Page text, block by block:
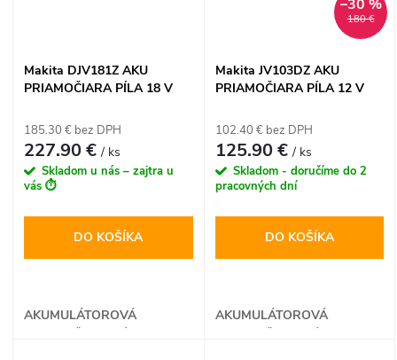
Makita DJV181Z AKU
PRIAMOČIARA PÍLA 18 V
185.30 € bez DPH
227.90 €/ ks
Skladom u nás – zajtra u
vás ⏱️
DO KOŠÍKA
AKUMULÁTOROVÁ
180 €
–30 %
Makita JV103DZ AKU
PRIAMOČIARA PÍLA 12 V
102.40 € bez DPH
125.90 €/ ks
Skladom - doručíme do 2
pracovných dní
DO KOŠÍKA
AKUMULÁTOROVÁ